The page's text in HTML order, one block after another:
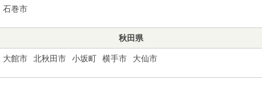
石巻市
秋田県
大館市 北秋田市 小坂町 横手市 大仙市